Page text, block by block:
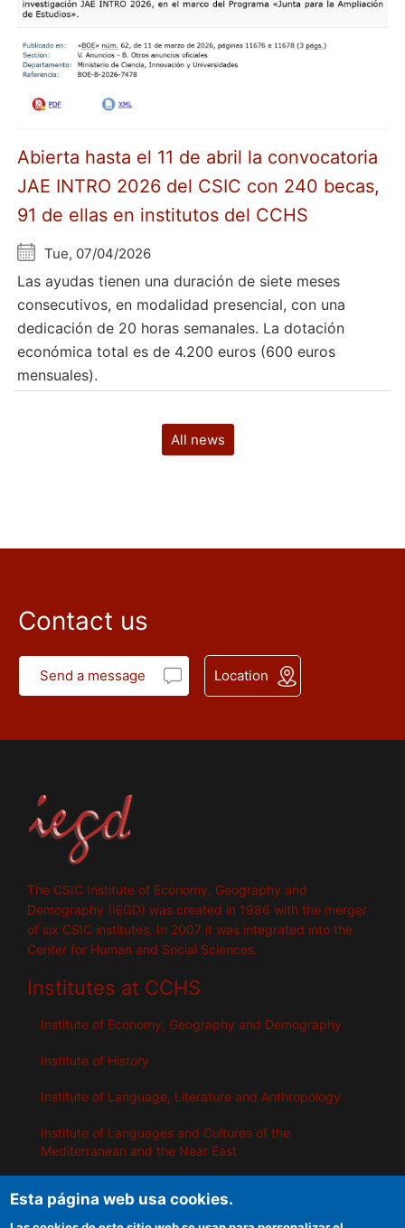
Abierta hasta el 11 de abril la convocatoria
JAE INTRO 2026 del CSIC con 240 becas,
91 de ellas en institutos del CCHS
Tue, 07/04/2026
Las ayudas tienen una duración de siete meses
consecutivos, en modalidad presencial, con una
dedicación de 20 horas semanales. La dotación
económica total es de 4.200 euros (600 euros
mensuales).
All news
Contact us
Send a message Location
The CSIC Institute of Economy, Geography and
Demography (IEGD) was created in 1986 with the merger
of six CSIC institutes. In 2007 it was integrated into the
Center for Human and Social Sciences.
Institutes at CCHS
Institute of Economy, Geography and Demography
Institute of History
Institute of Language, Literature and Anthropology
Institute of Languages ​​and Cultures of the
Mediterranean and the Near East
Institute of Public Policies and Goods
Esta página web usa cookies.